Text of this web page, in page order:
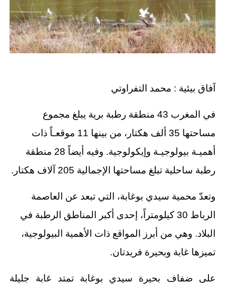
آفاق بيئية : محمد التفراوتي
في المغرب 43 منطقة رطبة برية يبلغ مجموع
مساحتها 35 ألف هكتار، من بينها 11 موقعـاً ذات
أهميـة بيولوجيـة وإيكولوجية. وفيه أيضاً 28 منطقة
رطبة ساحلية تبلغ مساحتها الإجمالية 205 آلاف هكتار.
وتعدّ محمية سيدي بوغابة، التي تبعد عن العاصمة
الرباط 30 كيلومتراً، إحدى أكبر المناطق الرطبة في
البلاد. وهي من أبرز المواقع ذات الأهمية البيولوجية،
تميزها غابة وبحيرة فريدتان.
على ضفاف بحيرة سيدي بوغابة تمتد غابة جليلة